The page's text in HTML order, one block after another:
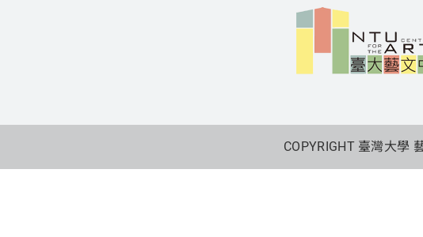
COPYRIGHT 臺灣大學